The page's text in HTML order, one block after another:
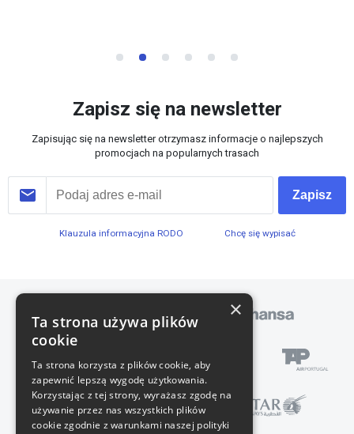
Zapisz się na newsletter
Zapisując się na newsletter otrzymasz informacje o najlepszych
promocjach na popularnych trasach
Zapisz
Klauzula informacyjna RODO Chcę się wypisać
×
Ta strona używa plików
cookie
Ta strona korzysta z plików cookie, aby
zapewnić lepszą wygodę użytkowania.
Korzystając z tej strony, wyrażasz zgodę na
używanie przez nas wszystkich plików
cookie zgodnie z warunkami naszej polityki